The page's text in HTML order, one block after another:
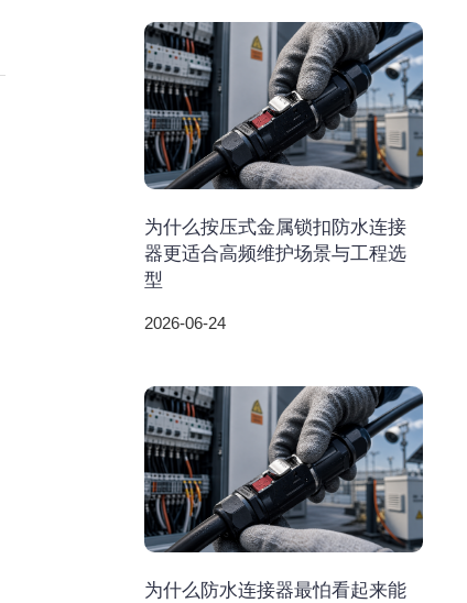
为什么按压式金属锁扣防水连接
器更适合高频维护场景与工程选
型
2026-06-24
为什么防水连接器最怕看起来能